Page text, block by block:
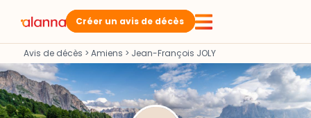
Créer un avis de décès
Avis de décès > Amiens > Jean-François JOLY